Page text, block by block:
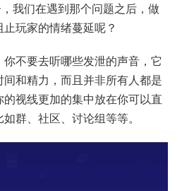
我们在遇到那个问题之后，做
玩家的情绪蔓延呢？
不要去听哪些发泄的声音，它
和精力，而且并非所有人都是
视线更加的集中放在你可以直
群、社区、讨论组等等。